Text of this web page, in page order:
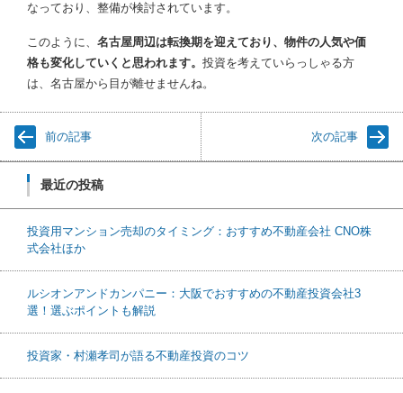
なっており、整備が検討されています。
このように、 名古屋周辺は転換期を迎えており、物件の人気や価
格も変化していくと思われます。 投資を考えていらっしゃる方
は、名古屋から目が離せませんね。
前の記事 次の記事
最近の投稿
投資用マンション売却のタイミング：おすすめ不動産会社 CNO株
式会社ほか
ルシオンアンドカンパニー：大阪でおすすめの不動産投資会社3
選！選ぶポイントも解説
投資家・村瀬孝司が語る不動産投資のコツ